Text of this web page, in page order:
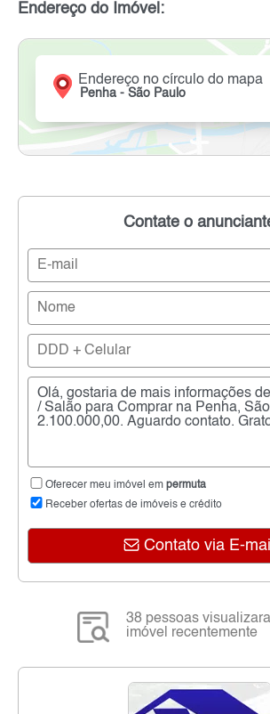
Endereço do Imóvel:
Endereço no círculo do mapa
Penha - São Paulo
Contate o
Oferecer meu imóvel em permuta
Receber ofertas de imóveis e crédito
Contato via E-mail
38 pessoas
imóvel recentemente